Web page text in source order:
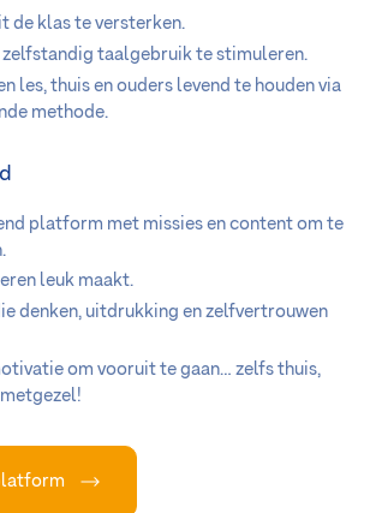
de klas te versterken.
taalgebruik te stimuleren.
les, thuis en ouders levend te houden via
methode.
platform met missies en content om te
leuk maakt.
denken, uitdrukking en zelfvertrouwen
om vooruit te gaan… zelfs thuis,